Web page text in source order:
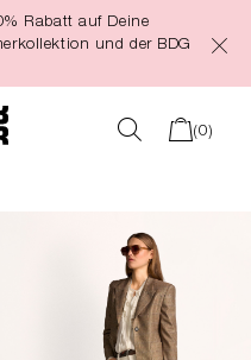
Rabatt auf Deine
und der BDG
(0)